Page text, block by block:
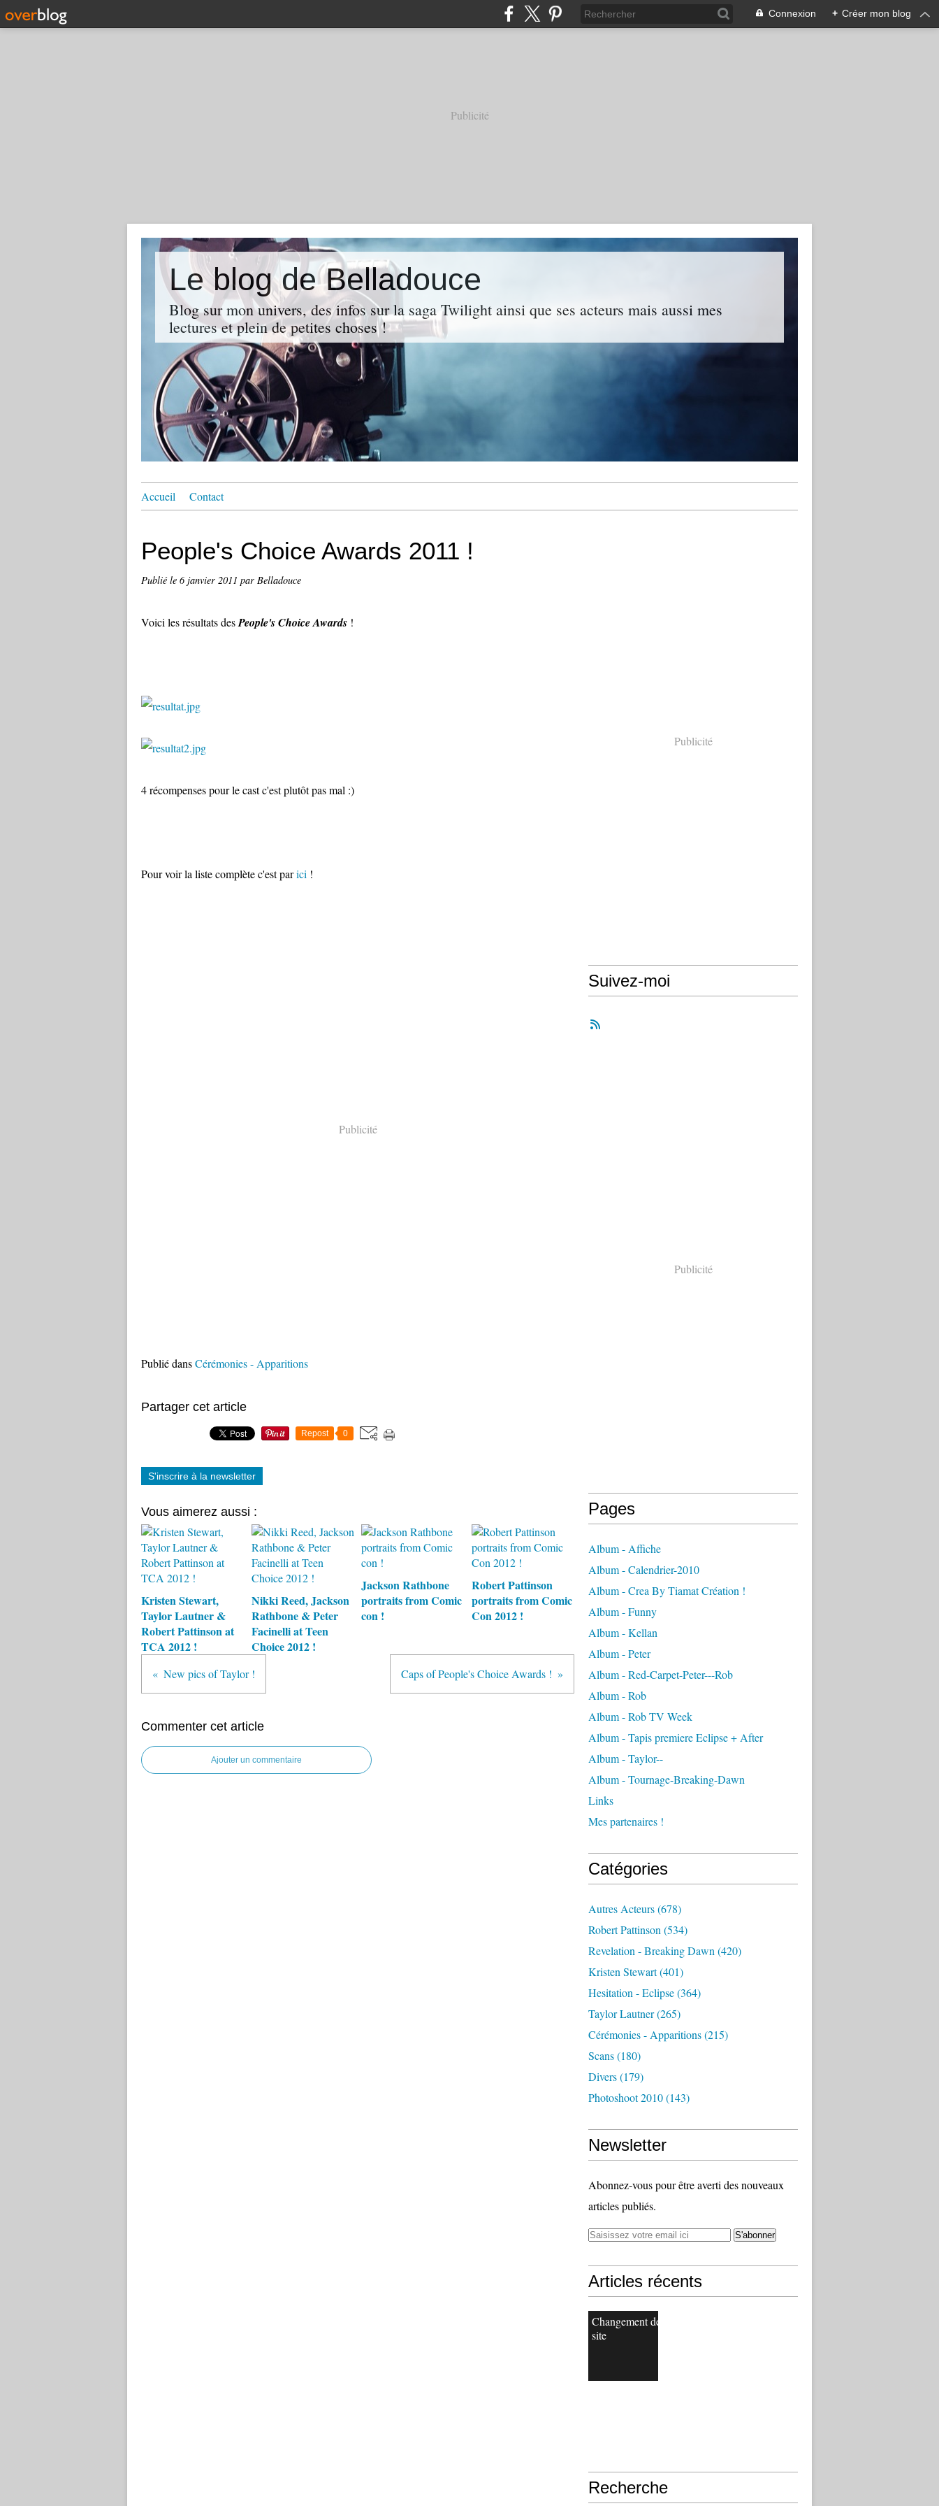
Connexion + Créer mon blog
Publicité
Le blog de Belladouce
Blog sur mon univers, des infos sur la saga Twilight ainsi que ses acteurs mais aussi mes
lectures et plein de petites choses !
Accueil Contact
People's Choice Awards 2011 !
Publié le 6 janvier 2011 par Belladouce
Voici les résultats desPeople's Choice Awards !
4 récompenses pour le cast c'est plutôt pas mal :)
Pour voir la liste complète c'est parici !
Publicité
Publié dansCérémonies - Apparitions
Partager cet article
Repost 0
S'inscrire à la newsletter
Vous aimerez aussi :
Kristen Stewart,
Taylor Lautner &
Robert Pattinson at
TCA 2012 !
Nikki Reed, Jackson
Rathbone & Peter
Facinelli at Teen
Choice 2012 !
Jackson Rathbone
portraits from Comic
con !
Robert Pattinson
portraits from Comic
Con 2012 !
New pics of Taylor ! Caps of People's Choice Awards !
Commenter cet article
Ajouter un commentaire
Publicité
Suivez-moi
Publicité
Pages
Album - Affiche
Album - Calendrier-2010
Album - Crea By Tiamat Création !
Album - Funny
Album - Kellan
Album - Peter
Album - Red-Carpet-Peter---Rob
Album - Rob
Album - Rob TV Week
Album - Tapis premiere Eclipse + After
Album - Taylor--
Album - Tournage-Breaking-Dawn
Links
Mes partenaires !
Catégories
Autres Acteurs(678)
Robert Pattinson (534)
Revelation - Breaking Dawn (420)
Kristen Stewart(401)
Hesitation - Eclipse(364)
Taylor Lautner(265)
Cérémonies - Apparitions(215)
Scans(180)
Divers(179)
Photoshoot 2010(143)
Newsletter
Abonnez-vous pour être averti des nouveaux
articles publiés.
Articles récents
Changement de
site
Recherche